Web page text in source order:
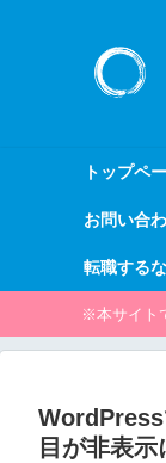
トップペ
お問い合
転職する
※本サイト
WordPress
目が非表